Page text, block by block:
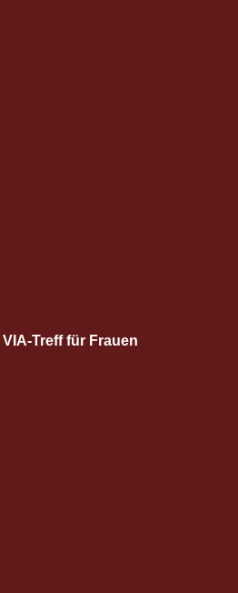
Treff für Frauen